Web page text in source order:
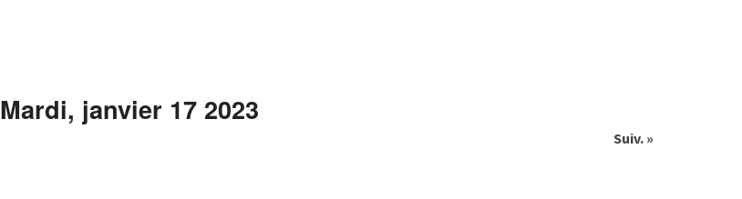
Mardi, janvier 17 2023
Suiv. »